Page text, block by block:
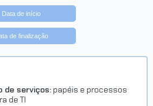
Data de início
de finalização
de serviços: papéis e processos
de TI